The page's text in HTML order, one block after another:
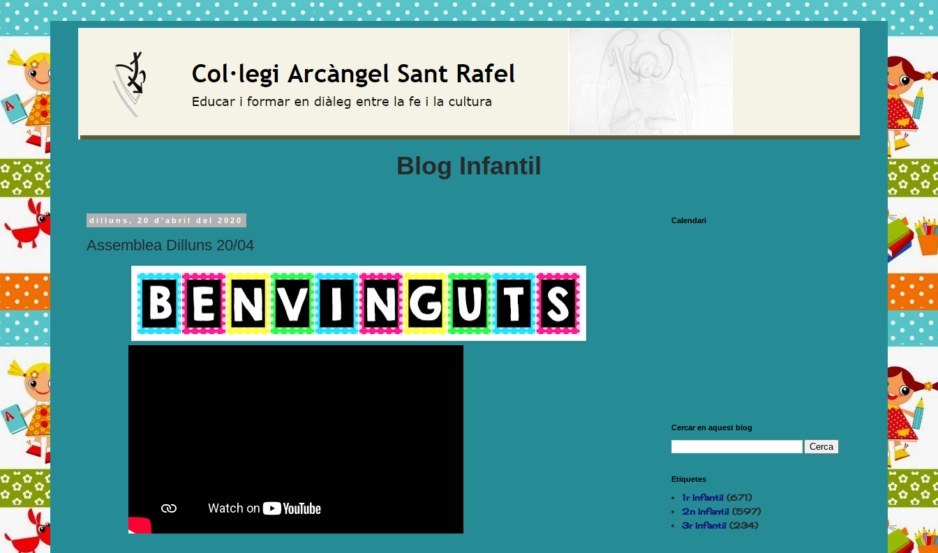
Blog Infantil
dilluns, 20 d’abril del 2020
Assemblea Dilluns 20/04
Calendari
Cercar en aquest blog
Etiquetes
1r Infantil (671)
2n Infantil (597)
3r Infantil (234)